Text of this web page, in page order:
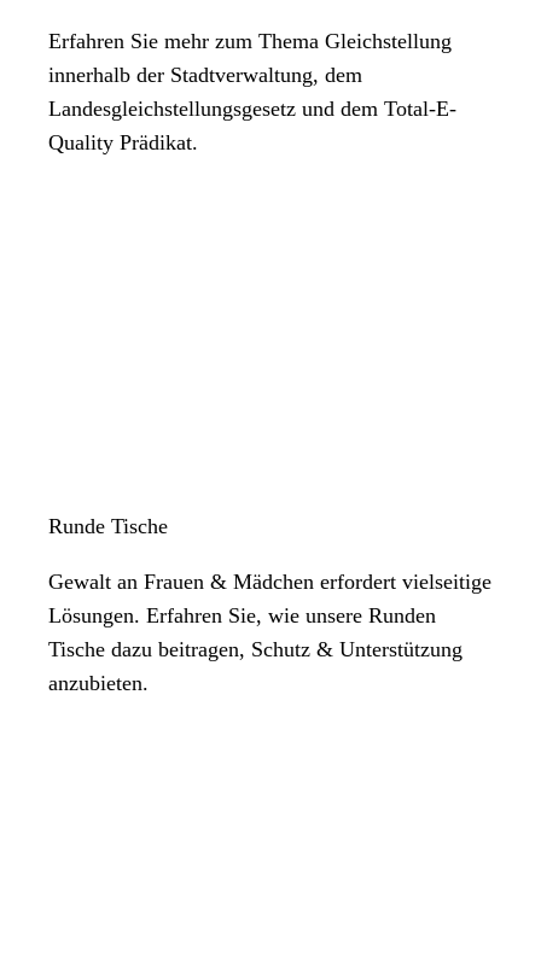
Erfahren Sie mehr zum Thema Gleichstellung
innerhalb der Stadtverwaltung, dem
Landesgleichstellungsgesetz und dem Total-E-
Quality Prädikat.
Runde Tische
Gewalt an Frauen & Mädchen erfordert vielseitige
Lösungen. Erfahren Sie, wie unsere Runden
Tische dazu beitragen, Schutz & Unterstützung
anzubieten.